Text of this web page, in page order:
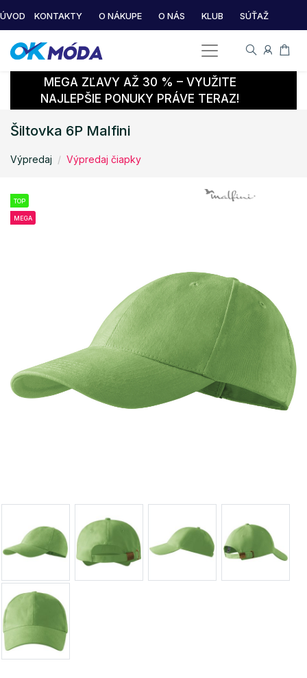
ÚVOD KONTAKTY O NÁKUPE O NÁS KLUB SÚŤAŽ
MEGA ZĽAVY AŽ 30 % – VYUŽITE
NAJLEPŠIE PONUKY PRÁVE TERAZ!
Šiltovka 6P Malfini
Výpredaj Výpredaj čiapky
TOP
MEGA